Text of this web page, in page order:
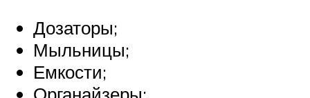
Дозаторы;
Мыльницы;
Емкости;